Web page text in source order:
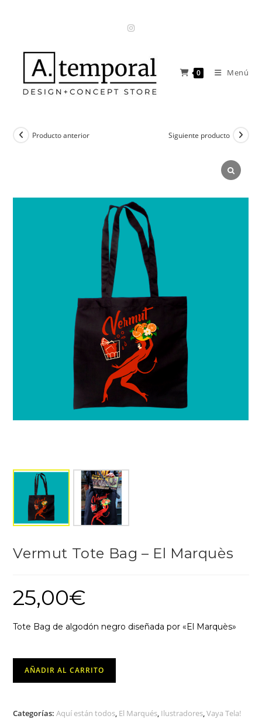
0 Menú
Producto anterior Siguiente producto
Vermut Tote Bag – El Marquès
25,00€
Tote Bag de algodón negro diseñada por «El Marquès»
Vermut
-
AÑADIR AL CARRITO
Categorías:Aquí están todos El Marqués Ilustradores ,Vaya Tela!